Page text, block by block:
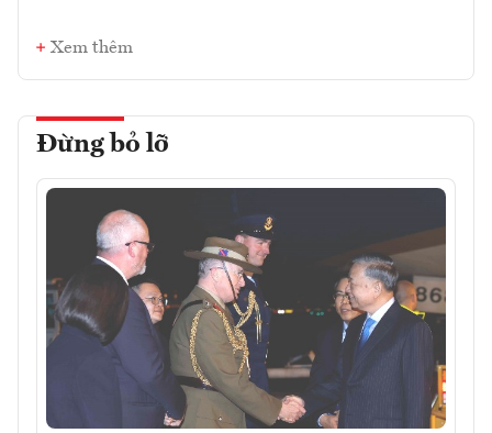
Xem thêm
Đừng bỏ lỡ